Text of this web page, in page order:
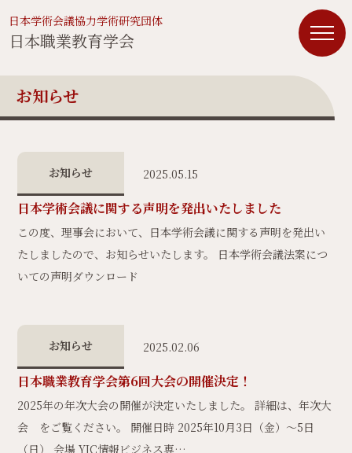
日本学術会議協力学術研究団体
日本職業教育学会
お知らせ
お知らせ 2025.05.15
日本学術会議に関する声明を発出いたしました
この度、理事会において、日本学術会議に関する声明を発出い
たしましたので、お知らせいたします。 日本学術会議法案につ
いての声明ダウンロード
お知らせ 2025.02.06
日本職業教育学会第6回大会の開催決定！
2025年の年次大会の開催が決定いたしました。 詳細は、年次大
会 をご覧ください。 開催日時 2025年10月3日（金）〜5日
（日） 会場 YIC情報ビジネス専…